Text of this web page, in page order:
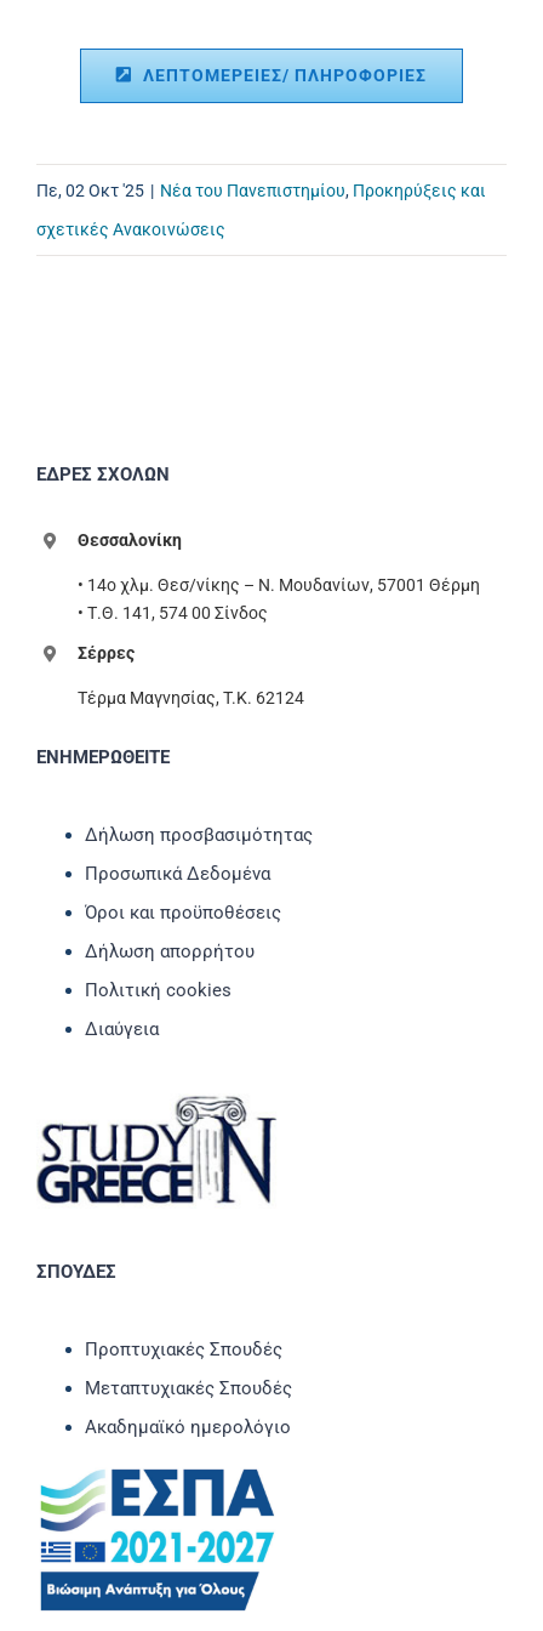
ΛΕΠΤΟΜΕΡΕΙΕΣ/ ΠΛΗΡΟΦΟΡΙΕΣ
Πε, 02 Οκτ '25 | Νέα του Πανεπιστημίου, Προκηρύξεις και
σχετικές Ανακοινώσεις
ΕΔΡΕΣ ΣΧΟΛΩΝ
Θεσσαλονίκη
• 14ο χλμ. Θεσ/νίκης – Ν. Μουδανίων, 57001 Θέρμη
• Τ.Θ. 141, 574 00 Σίνδος
Σέρρες
Τέρμα Μαγνησίας, T.K. 62124
ΕΝΗΜΕΡΩΘΕΙΤΕ
Δήλωση προσβασιμότητας
Προσωπικά Δεδομένα
Όροι και προϋποθέσεις
Δήλωση απορρήτου
Πολιτική cookies
Διαύγεια
ΣΠΟΥΔΕΣ
Προπτυχιακές Σπουδές
Μεταπτυχιακές Σπουδές
Ακαδημαϊκό ημερολόγιο